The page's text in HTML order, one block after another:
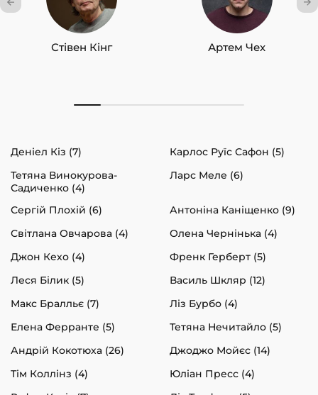
Стівен Кінг Артем Чех
Деніел Кіз (7)
Карлос Руїс Сафон (5)
Тетяна Винокурова-
Садиченко (4)
Ларс Меле (6)
Сергій Плохій (6)
Антоніна Каніщенко (9)
Світлана Овчарова (4)
Олена Чернінька (4)
Джон Кехо (4)
Френк Герберт (5)
Леся Білик (5)
Василь Шкляр (12)
Макс Бралльє (7)
Ліз Бурбо (4)
Елена Ферранте (5)
Тетяна Нечитайло (5)
Андрій Кокотюха (26)
Джоджо Мойєс (14)
Тім Коллінз (4)
Юліан Пресс (4)